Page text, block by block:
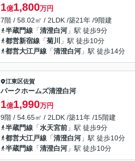
1億1,800万円
7階 / 58.02㎡ / 2LDK /築21年 /9階建
半蔵門線 「清澄白河 」駅 徒歩9分
都営新宿線 「菊川
」駅 徒歩10分
都営大江戸線 「清澄白河 」駅 徒歩14分
江東区佐賀
パークホームズ清澄白河
1億1,990万円
9階 / 54.65㎡ / 2LDK /築11年 /15階建
半蔵門線 「水天宮前 」駅 徒歩9分
都営大江戸線 「清澄白河 」駅 徒歩10分
半蔵門線 「清澄白河 」駅 徒歩10分